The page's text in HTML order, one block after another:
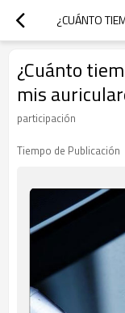
¿Cuánto
mis
participación
Tiempo de Publicación